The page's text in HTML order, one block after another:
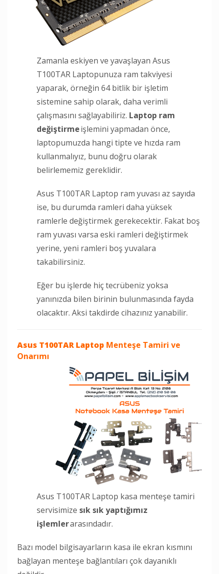
Zamanla eskiyen ve yavaşlayan Asus
T100TAR Laptopunuza ram takviyesi
yaparak, örneğin 64 bitlik bir işletim
sistemine sahip olarak, daha verimli
çalışmasını sağlayabiliriz. Laptop ram
değiştirmeişlemini yapmadan önce,
laptopumuzda hangi tipte ve hızda ram
kullanmalıyız, bunu doğru olarak
belirlememiz gereklidir.
Asus T100TAR Laptop ram yuvası az sayıda
ise, bu durumda ramleri daha yüksek
ramlerle değiştirmek gerekecektir. Fakat boş
ram yuvası varsa eski ramleri değiştirmek
yerine, yeni ramleri boş yuvalara
takabilirsiniz.
Eğer bu işlerde hiç tecrübeniz yoksa
yanınızda bilen birinin bulunmasında fayda
olacaktır. Aksi takdirde cihazınız yanabilir.
Asus T100TAR Laptop Menteşe Tamiri ve
Onarımı
Asus T100TAR Laptop kasa menteşe tamiri
servisimize sık sık yaptığımız
işlemlerarasındadır.
Bazı model bilgisayarların kasa ile ekran kısmını
bağlayan menteşe bağlantıları çok dayanıklı